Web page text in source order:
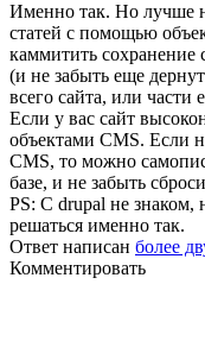
Именно так. Но лучше
статей с помощью
каммитить сохранение
(и не забыть еще
всего сайта, или части
Если у вас сайт
объектами CMS. Если
CMS, то можно
базе, и не забыть
PS: С drupal не знаком,
решаться именно так.
Ответ написан более
Комментировать